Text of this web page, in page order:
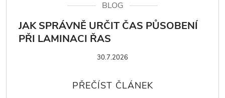
BLOG
JAK SPRÁVNĚ URČIT ČAS PŮSOBENÍ
PŘI LAMINACI ŘAS
30.7.2026